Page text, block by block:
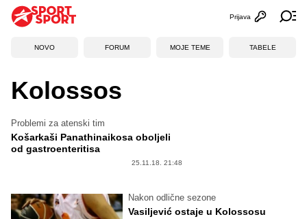
Otvori
Prijava
NOVO FORUM MOJE TEME TABELE
Kolossos
Problemi za atenski tim
Košarkaši Panathinaikosa oboljeli
od gastroenteritisa
25.11.18. 21:48
Nakon odlične sezone
Vasiljević ostaje u Kolossosu